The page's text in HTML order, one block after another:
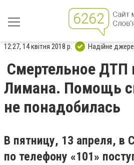
12:27, 14 квітня 2018 р. Надійне
Смертельное ДТП
Лимана. Помощь
не понадобилась
В пятницу, 13 апреля, в
по телефону «101»